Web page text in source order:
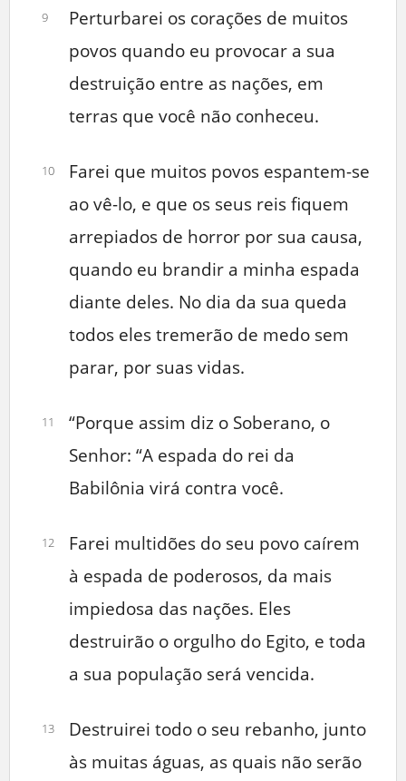
9
Perturbarei os corações de muitos
povos quando eu provocar a sua
destruição entre as nações, em
terras que você não conheceu.
10
Farei que muitos povos espantem-se
ao vê-lo, e que os seus reis fiquem
arrepiados de horror por sua causa,
quando eu brandir a minha espada
diante deles. No dia da sua queda
todos eles tremerão de medo sem
parar, por suas vidas.
11
“Porque assim diz o Soberano, o
Senhor: “A espada do rei da
Babilônia virá contra você.
12
Farei multidões do seu povo caírem
à espada de poderosos, da mais
impiedosa das nações. Eles
destruirão o orgulho do Egito, e toda
a sua população será vencida.
13
Destruirei todo o seu rebanho, junto
às muitas águas, as quais não serão